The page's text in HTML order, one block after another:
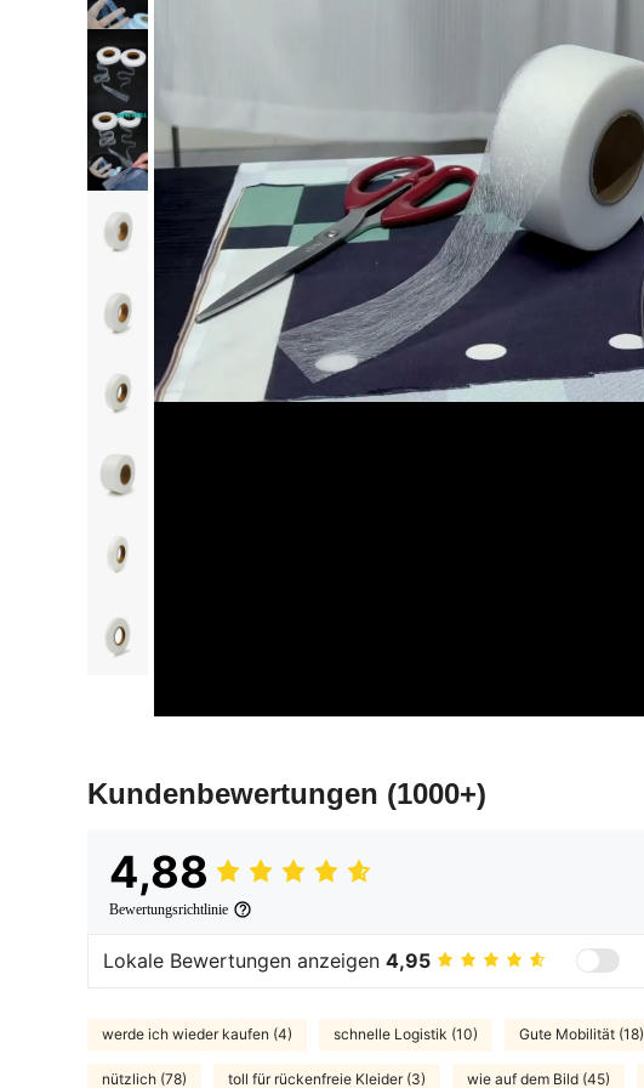
Kundenbewertungen (1000+)
4,88
Bewertungsrichtlinie
Lokale Bewertungen anzeigen 4,95
werde ich wieder kaufen (4) schnelle Logistik (10) Gute Mobilität (18)
nützlich (78) toll für rückenfreie Kleider (3) wie auf dem Bild (45)